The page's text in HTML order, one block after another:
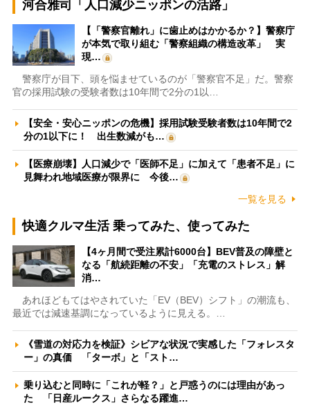
河合雅司「人口減少ニッポンの活路」
【「警察官離れ」に歯止めはかかるか？】警察庁
が本気で取り組む「警察組織の構造改革」 実
現…
警察庁が目下、頭を悩ませているのが「警察官不足」だ。警察
官の採用試験の受験者数は10年間で2分の1以…
【安全・安心ニッポンの危機】採用試験受験者数は10年間で2
分の1以下に！ 出生数減がも…
【医療崩壊】人口減少で「医師不足」に加えて「患者不足」に
見舞われ地域医療が限界に 今後…
一覧を見る
快適クルマ生活 乗ってみた、使ってみた
【4ヶ月間で受注累計6000台】BEV普及の障壁と
なる「航続距離の不安」「充電のストレス」解
消…
あれほどもてはやされていた「EV（BEV）シフト」の潮流も、
最近では減速基調になっているように見える。…
《雪道の対応力を検証》シビアな状況で実感した「フォレスタ
ー」の真価 「ターボ」と「スト…
乗り込むと同時に「これが軽？」と戸惑うのには理由があっ
た 「日産ルークス」さらなる躍進…